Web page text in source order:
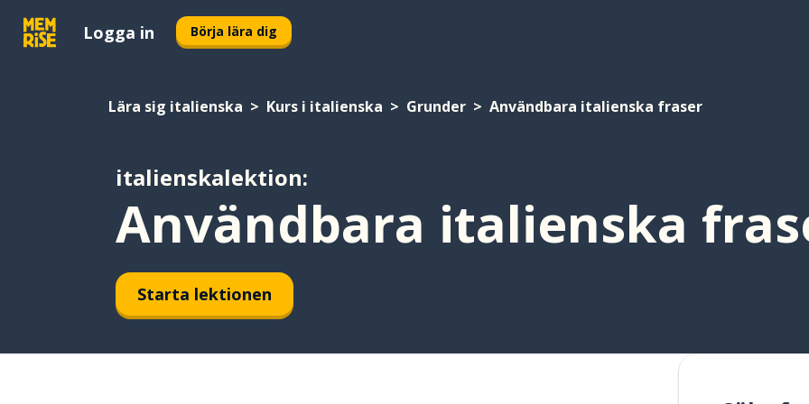
Logga in Börja lära dig
Lära sig italienska Kurs i italienska Grunder Användbara italienska fraser
italienskalektion:
Användbara italienska
Starta lektionen